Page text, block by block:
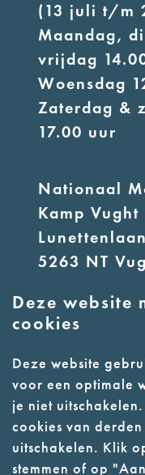
Deze website
cookies
Deze website
voor een optimale
je niet
cookies van
uitschakelen. Klik
stemmen of op
(13 juli t/m
Maandag,
vrijdag
Woensdag
Zaterdag &
17.00 uur
Nationaal
Kamp Vught
5263 NT
E:
- Parkeer in
- Alleen
toegestaan